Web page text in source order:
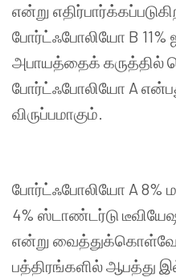
என்று
போர்ட்ஃபோலியோ B 11%
அபாயத்தைக் கருத்தில்
போர்ட்ஃபோலியோ A
விருப்பமாகும்.
போர்ட்ஃபோலியோ A 8%
4% ஸ்டாண்டர்டு
என்று
பத்திரங்களில்ஆபத்து